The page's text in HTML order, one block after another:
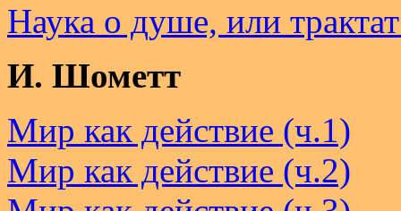
Наука о душе, или
И. Шометт
Мир как действие (ч.1)
Мир как действие (ч.2)